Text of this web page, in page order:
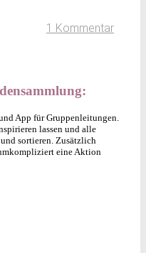
1 Kommentar
App für Gruppenleitungen.
lassen und alle
sortieren. Zusätzlich
eine Aktion